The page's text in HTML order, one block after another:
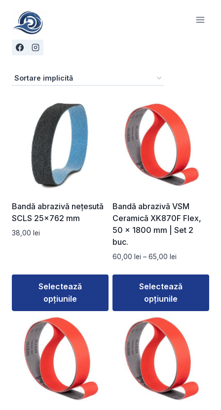
content
Bandă abrazivă nețesută
SCLS 25×762 mm
38,00 lei
Selectează
opțiunile
produs
mai
multe
variații.
Opțiunile
Bandă abrazivă VSM
Ceramică XK870F Flex,
50 × 1800 mm | Set 2
buc.
60,00 lei – 65,00 lei
prețuri:
60,00 lei
până
Selectează
opțiunile
produs
mai
multe
variații.
Opțiunile